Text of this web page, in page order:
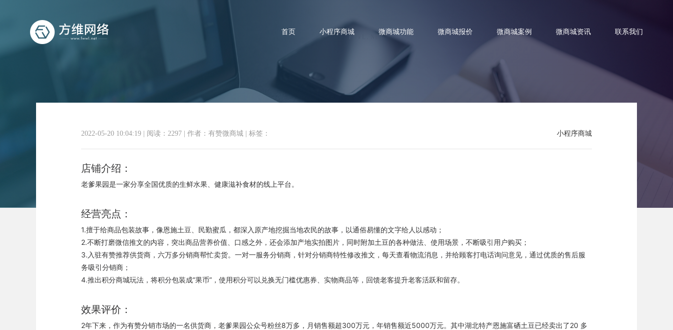
首页 小程序商城 微商城功能 微商城报价 微商城案例 微商城资讯 联系我们
老爹果园 小程序商城店铺案例 小程序商城
2022-05-20 10:04:19 | 阅读：2297 | 作者：有赞微商城 | 标签：
店铺介绍：
老爹果园是一家分享全国优质的生鲜水果、健康滋补食材的线上平台。
经营亮点：
1.擅于给商品包装故事，像恩施土豆、民勤蜜瓜，都深入原产地挖掘当地农民的故事，以通俗易懂的文字给人以感动；
2.不断打磨微信推文的内容，突出商品营养价值、口感之外，还会添加产地实拍图片，同时附加土豆的各种做法、使用场景，不断吸引用户购买；
3.入驻有赞推荐供货商，六万多分销商帮忙卖货。一对一服务分销商，针对分销商特性修改推文，每天查看物流消息，并给顾客打电话询问意见，通过优质的售后服
务吸引分销商；
4.推出积分商城玩法，将积分包装成“果币”，使用积分可以兑换无门槛优惠券、实物商品等，回馈老客提升老客活跃和留存。
效果评价：
2年下来， 作为有赞分销市场的一名供货商，老爹果园公众号粉丝8万多，月销售额超300万元，年销售额近5000万元。其中湖北特产恩施富硒土豆已经卖出了20 多